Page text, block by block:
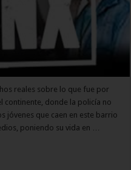
reales sobre lo que fue por
continente, donde la policía no
jóvenes que caen en este barrio
poniendo su vida en …